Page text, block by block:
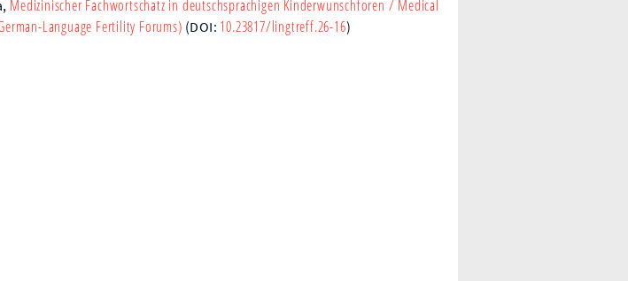
, Medizinischer Fachwortschatz in deutschsprachigen Kinderwunschforen / Medical
Language Fertility Forums) (DOI: 10.23817/lingtreff.26-16)